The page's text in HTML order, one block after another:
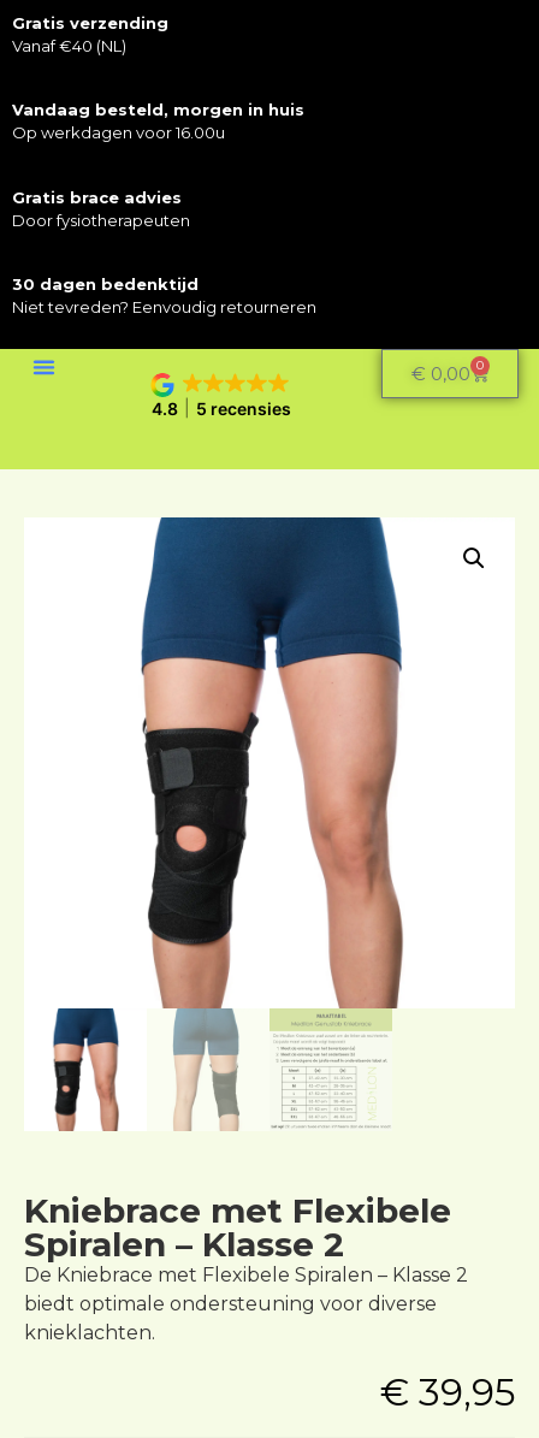
Gratis verzending
Vanaf €40 (NL)
Vandaag besteld, morgen in huis
Op werkdagen voor 16.00u
Gratis brace advies
Door fysiotherapeuten
30 dagen bedenktijd
Niet tevreden? Eenvoudig retourneren
4.8 5 recensies
€ 0,00 0
Kniebrace met Flexibele
Spiralen – Klasse 2
De Kniebrace met Flexibele Spiralen – Klasse 2
biedt optimale ondersteuning voor diverse
knieklachten.
€ 39,95